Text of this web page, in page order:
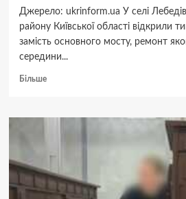
Джерело: ukrinform.ua У селі
району Київської області відкрили
замість основного мосту, ремонт
середини...
БільшеДокладніше
Лебедівці
відкрили
тимчасову
переправу
на